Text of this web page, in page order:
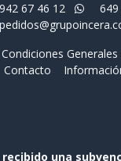
942 67 46 12
649
Condiciones Generales
Contacto
una